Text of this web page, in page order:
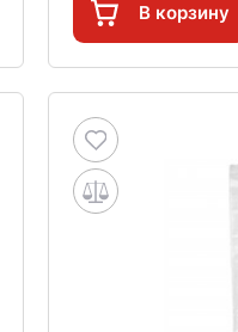
В корзину